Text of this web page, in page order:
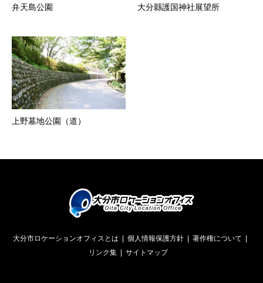
弁天島公園 大分縣護国神社展望所
上野墓地公園（道）
大分市ロケーションオフィスとは 個人情報保護方針
著作権について
リンク集
サイトマップ